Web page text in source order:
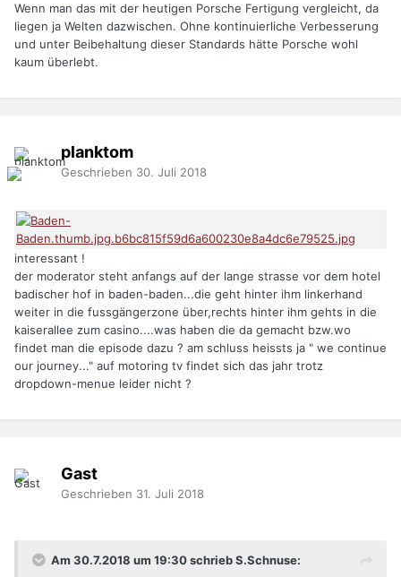
Wenn man das mit der heutigen Porsche Fertigung vergleicht, da
liegen ja Welten dazwischen. Ohne kontinuierliche Verbesserung
und unter Beibehaltung dieser Standards hätte Porsche wohl
kaum überlebt.
planktom
Geschrieben 30. Juli 2018
interessant !
der moderator steht anfangs auf der lange strasse vor dem hotel
badischer hof in baden-baden...die geht hinter ihm linkerhand
weiter in die fussgängerzone über,rechts hinter ihm gehts in die
kaiserallee zum casino....was haben die da gemacht bzw.wo
findet man die episode dazu ? am schluss heissts ja " we continue
our journey..." auf motoring tv findet sich das jahr trotz
dropdown-menue leider nicht ?
Gast
Geschrieben 31. Juli 2018
Am 30.7.2018 um 19:30 schrieb S.Schnuse: